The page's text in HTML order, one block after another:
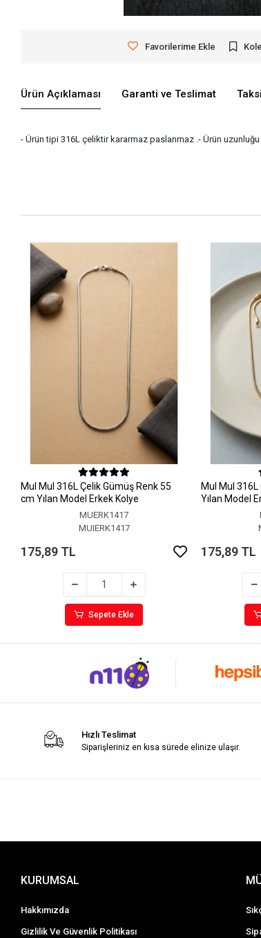
Favorilerime Ekle
Ürün Açıklaması Garanti ve Teslimat
- Ürün tipi 316L çeliktir kararmaz paslanmaz .- Ürün uzunluğu
MuI MuI 316L Çelik Gümüş Renk 55
cm Yılan Model Erkek Kolye
MUERK1417
MUIERK1417
175,89 TL
Sepete Ekle
MuI MuI
Yılan Model
175,89 TL
Hızlı Teslimat
Siparişleriniz en kısa sürede elinize ulaşır.
KURUMSAL
Hakkımızda
Gizlilik Ve Güvenlik Politikası